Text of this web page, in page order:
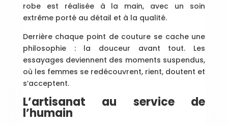
robe est réalisée à la main, avec un soin
extrême porté au détail et à la qualité.
Derrière chaque point de couture se cache une
philosophie : la douceur avant tout. Les
essayages deviennent des moments suspendus,
où les femmes se redécouvrent, rient, doutent et
s’acceptent.
L’artisanat au service de
l’humain